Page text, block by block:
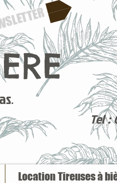
.
Tel :
Location Tireuses à